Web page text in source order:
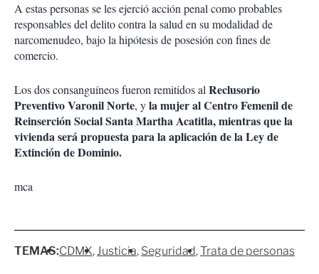
A estas personas se les ejerció acción penal como probables
responsables del delito contra la salud en su modalidad de
narcomenudeo, bajo la hipótesis de posesión con fines de
comercio.
Los dos consanguíneos fueron remitidos alReclusorio
Preventivo Varonil Norte, yla mujer al Centro Femenil de
Reinserción Social Santa Martha Acatitla, mientras que la
vivienda será propuesta para la aplicación de la Ley de
Extinción de Dominio.
mca
TEMAS:CDMX Justicia Seguridad Trata de personas